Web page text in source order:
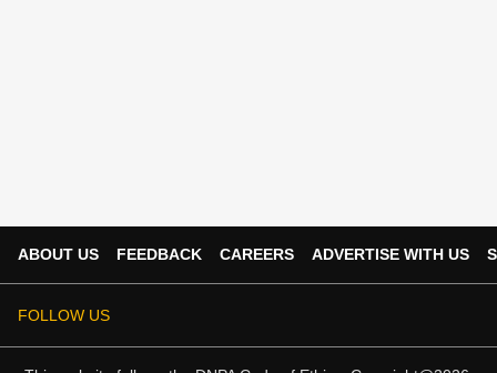
ABOUT US FEEDBACK CAREERS ADVERTISE WITH US
FOLLOW US